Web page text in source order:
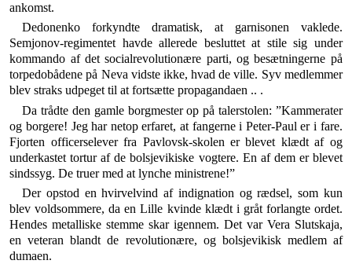
ankomst.
Dedonenko forkyndte dramatisk, at garnisonen vak­lede.
Semjonov-regimentet havde allerede besluttet at stile sig under
kommando af det socialrevolutionære parti, og besætningerne på
torpedobådene på Neva vid­ste ikke, hvad de ville. Syv medlemmer
blev straks ud­peget til at fortsætte propagandaen .. .
Da trådte den gamle borgmester op på talerstolen: ”Kammerater
og borgere! Jeg har netop erfaret, at fan­gerne i Peter-Paul er i fare.
Fjorten officerselever fra Pavlovsk-skolen er blevet klædt af og
underkastet tor­tur af de bolsjevikiske vogtere. En af dem er blevet
sindssyg. De truer med at lynche ministrene!”
Der op­stod en hvirvelvind af indignation og rædsel, som kun
blev voldsommere, da en Lille kvinde klædt i gråt for­langte ordet.
Hendes metalliske stemme skar igennem. Det var Vera Slutskaja,
en veteran blandt de revolu­tionære, og bolsjevikisk medlem af
dumaen.